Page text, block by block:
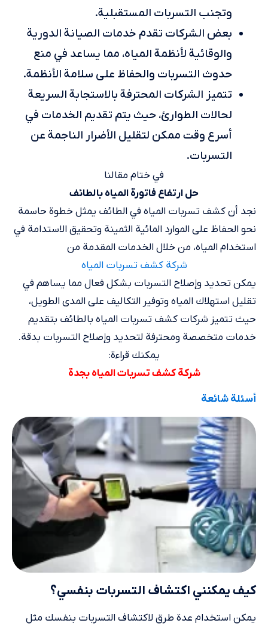
وتجنب التسربات المستقبلية.
بعض الشركات تقدم خدمات الصيانة الدورية
والوقائية لأنظمة المياه، مما يساعد في منع
حدوث التسربات والحفاظ على سلامة الأنظمة.
تتميز الشركات المحترفة بالاستجابة السريعة
لحالات الطوارئ، حيث يتم تقديم الخدمات في
أسرع وقت ممكن لتقليل الأضرار الناجمة عن
التسربات.
في ختام مقالنا
حل ارتفاع فاتورة المياه بالطائف
نجد أن كشف تسربات المياه في الطائف يمثل خطوة حاسمة
نحو الحفاظ على الموارد المائية الثمينة وتحقيق الاستدامة في
استخدام المياه، من خلال الخدمات المقدمة من
شركة كشف تسربات المياه
يمكن تحديد وإصلاح التسربات بشكل فعال مما يساهم في
تقليل استهلاك المياه وتوفير التكاليف على المدى الطويل،
حيث تتميز شركات كشف تسربات المياه بالطائف بتقديم
خدمات متخصصة ومحترفة لتحديد وإصلاح التسربات بدقة.
يمكنك قراءة:
شركة كشف تسربات المياه بجدة
أسئلة شائعة
كيف يمكنني اكتشاف التسربات بنفسي؟
يمكن استخدام عدة طرق لاكتشاف التسربات بنفسك مثل